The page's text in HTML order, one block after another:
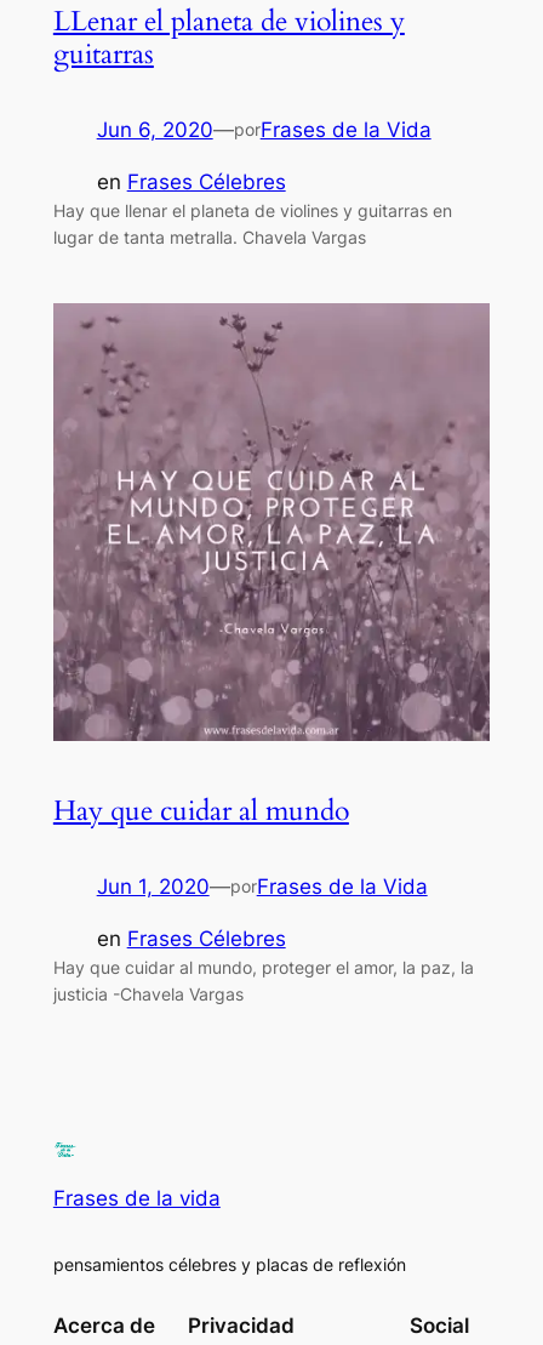
LLenar el planeta de violines y
guitarras
Jun 6, 2020—porFrases de la Vida
en Frases Célebres
Hay que llenar el planeta de violines y guitarras en
lugar de tanta metralla. Chavela Vargas
Hay que cuidar al mundo
Jun 1, 2020—porFrases de la Vida
en Frases Célebres
Hay que cuidar al mundo, proteger el amor, la paz, la
justicia -Chavela Vargas
Frases de la vida
pensamientos célebres y placas de reflexión
Acerca de Privacidad Social